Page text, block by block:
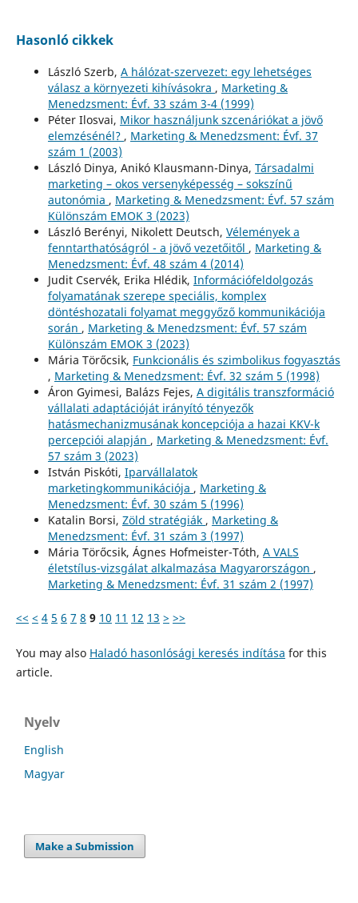
Hasonló cikkek
László Szerb, A hálózat-szervezet: egy lehetséges
válasz a környezeti kihívásokra , Marketing &
Menedzsment: Évf. 33 szám 3-4 (1999)
Péter Ilosvai, Mikor használjunk szcenáriókat a jövő
elemzésénél? , Marketing & Menedzsment: Évf. 37
szám 1 (2003)
László Dinya, Anikó Klausmann-Dinya, Társadalmi
marketing – okos versenyképesség – sokszínű
autonómia , Marketing & Menedzsment: Évf. 57 szám
Különszám EMOK 3 (2023)
László Berényi, Nikolett Deutsch, Vélemények a
fenntarthatóságról - a jövő vezetőitől , Marketing &
Menedzsment: Évf. 48 szám 4 (2014)
Judit Cservék, Erika Hlédik, Információfeldolgozás
folyamatának szerepe speciális, komplex
döntéshozatali folyamat meggyőző kommunikációja
során , Marketing & Menedzsment: Évf. 57 szám
Különszám EMOK 3 (2023)
Mária Törőcsik, Funkcionális és szimbolikus fogyasztás
, Marketing & Menedzsment: Évf. 32 szám 5 (1998)
Áron Gyimesi, Balázs Fejes, A digitális transzformáció
vállalati adaptációját irányító tényezők
hatásmechanizmusának koncepciója a hazai KKV-k
percepciói alapján , Marketing & Menedzsment: Évf.
57 szám 3 (2023)
István Piskóti, Iparvállalatok
marketingkommunikációja , Marketing &
Menedzsment: Évf. 30 szám 5 (1996)
Katalin Borsi, Zöld stratégiák , Marketing &
Menedzsment: Évf. 31 szám 3 (1997)
Mária Törőcsik, Ágnes Hofmeister-Tóth, A VALS
életstílus-vizsgálat alkalmazása Magyarországon ,
Marketing & Menedzsment: Évf. 31 szám 2 (1997)
<< < 4 5 6 7 8 9 10 11 12 13 > >>
You may also Haladó hasonlósági keresés indítása for this
article.
Nyelv
English
Magyar
Make a Submission